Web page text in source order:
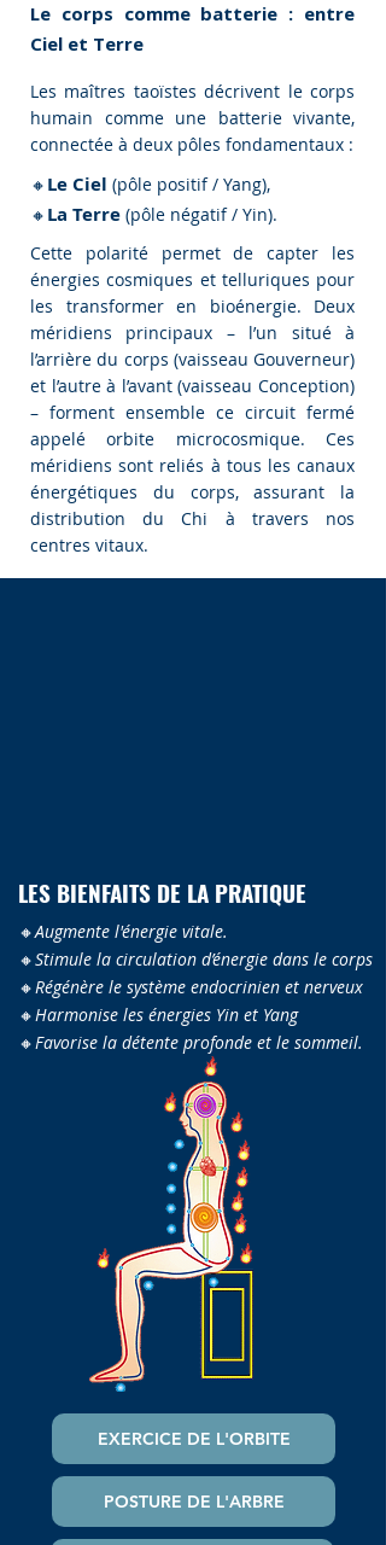
Le corps comme batterie : entre
Ciel et Terre
Les maîtres taoïstes décrivent le corps
humain comme une batterie vivante,
connectée à deux pôles fondamentaux :
🔸 Le Ciel (pôle positif / Yang),
🔸 La Terre (pôle négatif / Yin).
Cette polarité permet de capter les
énergies cosmiques et telluriques pour
les transformer en bioénergie. Deux
méridiens principaux – l’un situé à
l’arrière du corps (vaisseau Gouverneur)
et l’autre à l’avant (vaisseau Conception)
– forment ensemble ce circuit fermé
appelé orbite microcosmique. Ces
méridiens sont reliés à tous les canaux
énergétiques du corps, assurant la
distribution du Chi à travers nos
centres vitaux.
LES BIENFAITS DE LA PRATIQUE
🔸Augmente l'énergie vitale.
🔸Stimule la circulation d’énergie dans le corps
🔸Régénère le système endocrinien et nerveux
🔸Harmonise les énergies Yin et Yang
🔸Favorise la détente profonde et le sommeil.
EXERCICE DE L'ORBITE
POSTURE DE L'ARBRE